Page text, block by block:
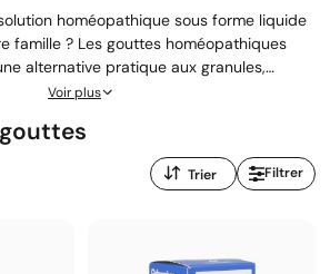
homéopathique sous forme liquide
famille ? Les gouttes homéopathiques
alternative pratique aux granules,
auxbébés
en teinture mère, dilution ou
homéopathiques s'utilisent facilement au
Lehning ou Weleda : nos laboratoires
Voir plus
Trier
par
Filtrer